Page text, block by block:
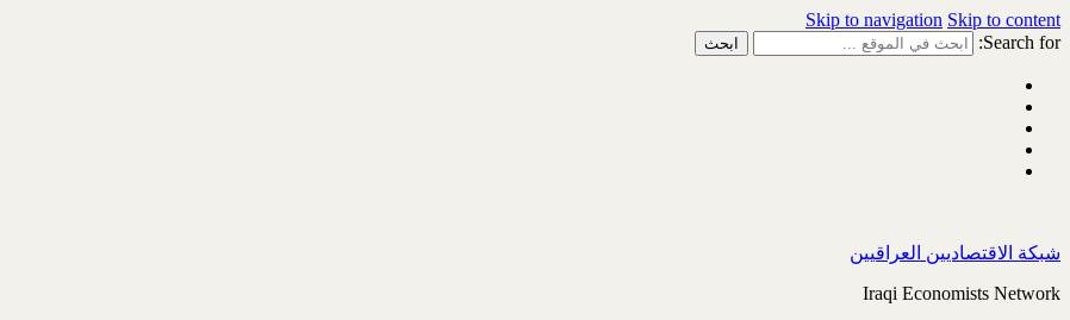
Skip to navigation Skip to content
Search for:
شبكة الاقتصاديين العراقيين
Iraqi Economists Network